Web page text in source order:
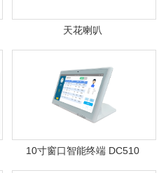
天花喇叭
10寸窗口智能终端 DC510